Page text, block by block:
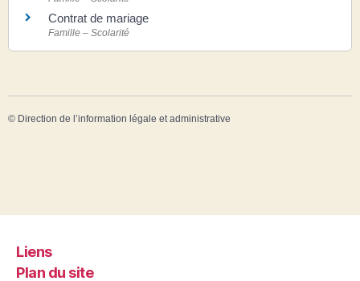
Contrat de mariage
Famille – Scolarité
© Direction de l’information légale et administrative
Liens
Plan du site